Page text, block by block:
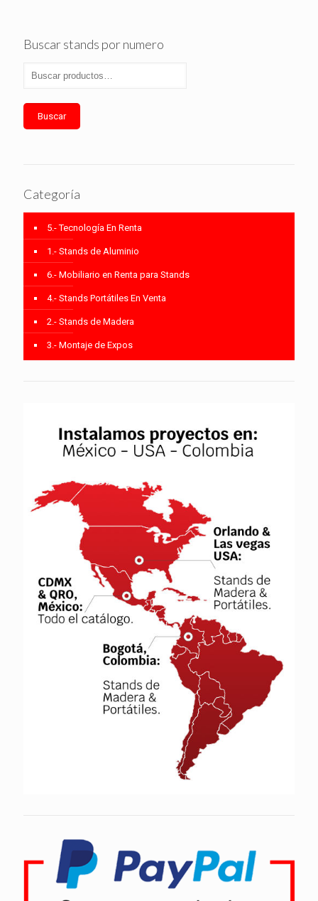
Buscar stands por numero
Buscar
Categoría
5.- Tecnología En Renta
1.- Stands de Aluminio
6.- Mobiliario en Renta para Stands
4.- Stands Portátiles En Venta
2.- Stands de Madera
3.- Montaje de Expos